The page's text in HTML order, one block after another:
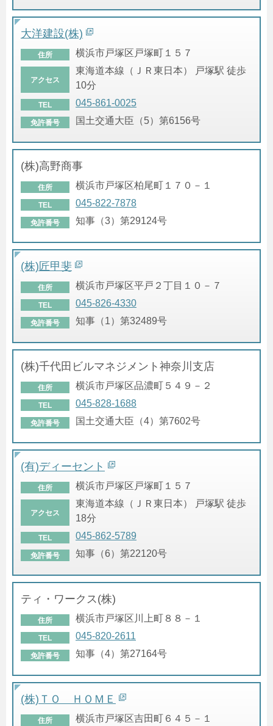
大洋建設(株)
住所 横浜市戸塚区戸塚町１５７
アクセス
東海道本線（ＪＲ東日本） 戸塚駅 徒歩
10分
TEL 045-861-0025
免許番号 国土交通大臣（5）第6156号
(株)高野商事
住所 横浜市戸塚区柏尾町１７０－１
TEL 045-822-7878
免許番号 知事（3）第29124号
(株)匠甲斐
住所 横浜市戸塚区平戸２丁目１０－７
TEL 045-826-4330
免許番号 知事（1）第32489号
(株)千代田ビルマネジメント神奈川支店
住所 横浜市戸塚区品濃町５４９－２
TEL 045-828-1688
免許番号 国土交通大臣（4）第7602号
(有)ディーセント
住所 横浜市戸塚区戸塚町１５７
アクセス
東海道本線（ＪＲ東日本） 戸塚駅 徒歩
18分
TEL 045-862-5789
免許番号 知事（6）第22120号
ティ・ワークス(株)
住所 横浜市戸塚区川上町８８－１
TEL 045-820-2611
免許番号 知事（4）第27164号
(株)ＴＯ ＨＯＭＥ
住所 横浜市戸塚区吉田町６４５－１